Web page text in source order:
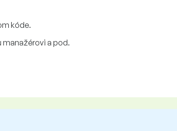
kóde.
a pod.